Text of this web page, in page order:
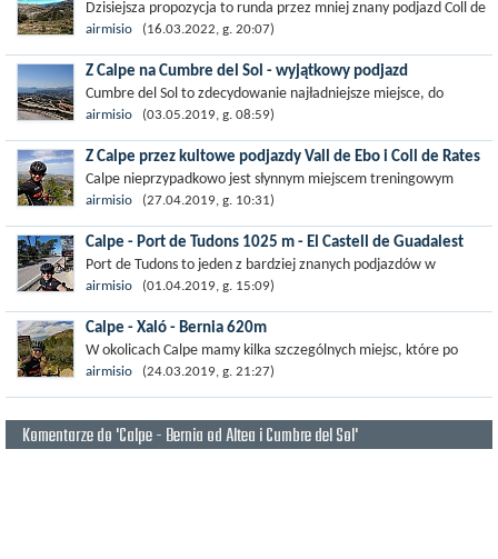
Dzisiejsza propozycja to runda przez mniej znany podjazd Coll de
la Garga, na który dostaniemy się z miejscowości Orba. W
dalszej częsci...
airmisio (16.03.2022, g. 20:07)
Z Calpe na Cumbre del Sol - wyjątkowy podjazd
Cumbre del Sol to zdecydowanie najładniejsze miejsce, do
jakiego udało mi się dotrzeć podczas dwutygodniowego pobytu
w hiszpańskim Calpe. Do samego...
airmisio (03.05.2019, g. 08:59)
Z Calpe przez kultowe podjazdy Vall de Ebo i Coll de Rates
Calpe nieprzypadkowo jest słynnym miejscem treningowym
wybieranym przez kolarzy. W okolicy nie brakuje wyśmienitych
terenów do...
airmisio (27.04.2019, g. 10:31)
Calpe - Port de Tudons 1025 m - El Castell de Guadalest
Port de Tudons to jeden z bardziej znanych podjazdów w
niedalekiej okolicy Calpe. Wznosi się lekko powyzej 1 tys.
metrów i z tego też...
airmisio (01.04.2019, g. 15:09)
Calpe - Xaló - Bernia 620m
W okolicach Calpe mamy kilka szczególnych miejsc, które po
prostu trzeba odwiedzić. Jednym z takich jest Bernia, podjazd
wznosi się...
airmisio (24.03.2019, g. 21:27)
Komentarze do 'Calpe - Bernia od Altea i Cumbre del Sol'